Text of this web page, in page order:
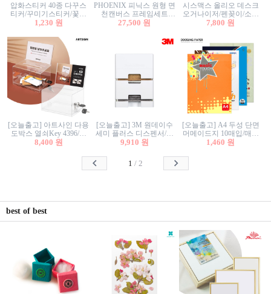
압화스티커 40종 다꾸스
티커/꾸미기스티커/꽃스
티커/압화꽃책갈피/팬시
1,230 원
PHOENIX 피닉스 원형 면
천캔버스 프레임세트
30cm/원형캔버스/플로팅
27,500 원
시스맥스 올리오 데스크
오거나이저/펜꽂이/소품
꽂이/소품함/정리함/수납
7,800 원
[오늘출고] 아트사인 다용
도박스 열쇠Key 4396/투
표함/건의함/모금함/응모
8,400 원
[오늘출고] 3M 원데이수
세미 플러스 디스펜서/소
프트수세미5매+강력수세
9,910 원
[오늘출고] A4 두성 단면
머메이드지 10매입/매직
터치/색지/색상지/색복사
칼라색지/고급복사지
1,460 원
1 / 2
best of best